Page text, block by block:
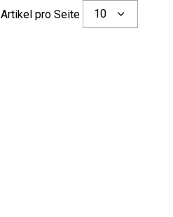
Artikel pro Seite 10